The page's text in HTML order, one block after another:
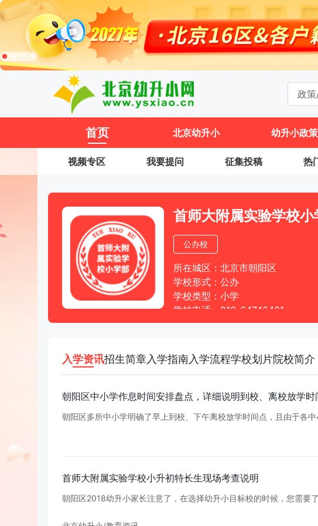
首页 北京幼升小 幼升小政策
视频专区 我要提问 征集投稿 热
首师大附属实验学校小
公办校
所在城区：北京市朝阳区
学校形式：公办
学校类型：小学
学校电话：010-64746401
学校官网：以招生简章为准
入学资讯招生简章入学指南入学流程学校划片院校简介
朝阳区中小学作息时间安排盘点 ， 详细说明到校、 离校放学时
朝阳区多所中小学明确了早 上到校 下午离校放学时间点 ， 且 由于各中
首师大附属实验学校小升初特长生现场考查说明
朝阳区2018幼升小家长注意了 ， 在选择幼升小目标校的时候 ， 您需要了